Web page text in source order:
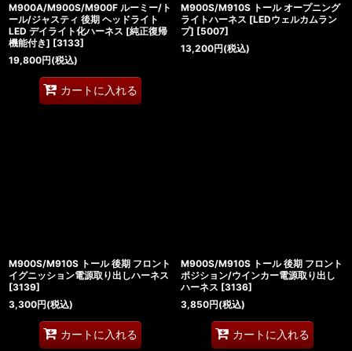
M900A/M900S/M900F ルーミー/ト
ール/ジャスティ 後期 ヘッドライト
LED デイライト化ハーネス [純正復帰
機能付き] [3133]
19,800円(税込)
カートに入れる
M900S/M910S トール オープニング
ライトハーネス [LEDウェルカムラン
プ] [5007]
13,200円(税込)
M900S/M910S トール 後期 フロント
イグニッション電源取り出しハーネス
[3139]
3,300円(税込)
カートに入れる
M900S/M910S トール 後期 フロント
ポジション/ウインカー電源取り出し
ハーネス [3136]
3,850円(税込)
カートに入れる